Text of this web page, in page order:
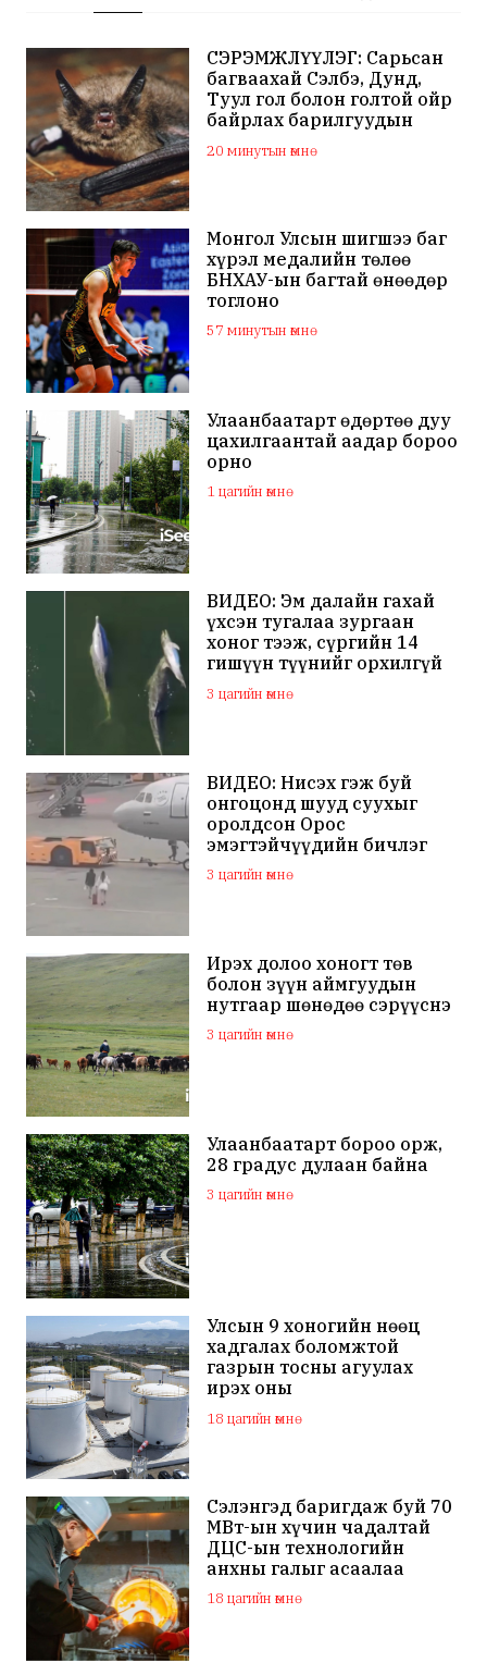
СЭРЭМЖЛҮҮЛЭГ: Сарьсан
багваахай Сэлбэ, Дунд,
Туул гол болон голтой ойр
байрлах барилгуудын
дээвэр зэрэг газарт ихээр
үүрлэж байна
20 минутын өмнө
Монгол Улсын шигшээ баг
хүрэл медалийн төлөө
БНХАУ-ын багтай өнөөдөр
тоглоно
57 минутын өмнө
Улаанбаатарт өдөртөө дуу
цахилгаантай аадар бороо
орно
1 цагийн өмнө
ВИДЕО: Эм далайн гахай
үхсэн тугалаа зургаан
хоног тээж, сүргийн 14
гишүүн түүнийг орхилгүй
сэлжээ
3 цагийн өмнө
ВИДЕО: Нисэх гэж буй
онгоцонд шууд суухыг
оролдсон Орос
эмэгтэйчүүдийн бичлэг
дэлхий нийтийн
анхааралд оров
3 цагийн өмнө
Ирэх долоо хоногт төв
болон зүүн аймгуудын
нутгаар шөнөдөө сэрүүснэ
3 цагийн өмнө
Улаанбаатарт бороо орж,
28 градус дулаан байна
3 цагийн өмнө
Улсын 9 хоногийн нөөц
хадгалах боломжтой
газрын тосны агуулах
ирэх оны
арванхоёрдугаар сар
ашиглалтад орно
18 цагийн өмнө
Сэлэнгэд баригдаж буй 70
МВт-ын хүчин чадалтай
ДЦС-ын технологийн
анхны галыг асаалаа
18 цагийн өмнө